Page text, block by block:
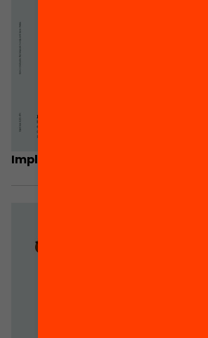
Implicació de les famílies i l’AMPA